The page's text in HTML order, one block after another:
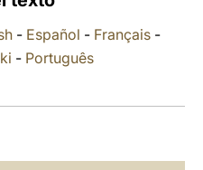
- Español - Français-
- Português